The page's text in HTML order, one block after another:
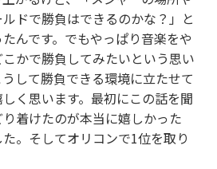
ドで勝負はできるのかな？」と
んです。でもやっぱり音楽をや
かで勝負してみたいという思い
して勝負できる環境に立たせて
く思います。最初にこの話を聞
着けたのが本当に嬉しかった
。そしてオリコンで1位を取り